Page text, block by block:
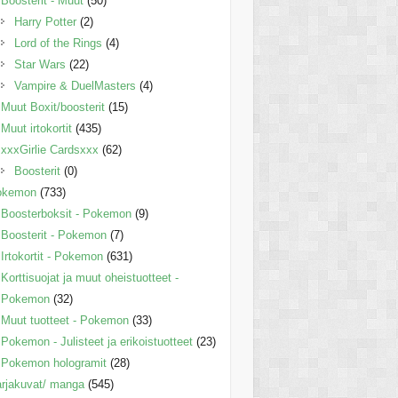
Harry Potter (2)
Lord of the Rings (4)
Star Wars (22)
Vampire & DuelMasters (4)
Muut Boxit/boosterit (15)
Muut irtokortit (435)
xxxGirlie Cardsxxx (62)
Boosterit (0)
(733)
Boosterboksit - Pokemon (9)
Boosterit - Pokemon (7)
Irtokortit - Pokemon (631)
Korttisuojat ja muut oheistuotteet -
Pokemon (32)
Muut tuotteet - Pokemon (33)
Pokemon - Julisteet ja erikoistuotteet (23)
Pokemon hologramit (28)
manga (545)